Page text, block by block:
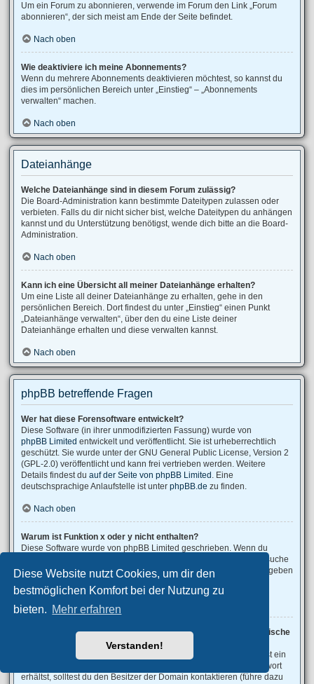
Diese Website nutzt Cookies, um dir den
bestmöglichen Komfort bei der Nutzung zu
bieten. Mehr erfahren
Verstanden!
Um ein Forum zu abonnieren, verwende im Forum den Link „Forum
abonnieren“, der sich meist am Ende der Seite befindet.
Nach oben
Wie deaktiviere ich meine Abonnements?
Wenn du mehrere Abonnements deaktivieren möchtest, so kannst du
dies im persönlichen Bereich unter „Einstieg“ – „Abonnements
verwalten“ machen.
Nach oben
Dateianhänge
Welche Dateianhänge sind in diesem Forum zulässig?
Die Board-Administration kann bestimmte Dateitypen zulassen oder
verbieten. Falls du dir nicht sicher bist, welche Dateitypen du anhängen
kannst und du Unterstützung benötigst, wende dich bitte an die Board-
Administration.
Nach oben
Kann ich eine Übersicht all meiner Dateianhänge erhalten?
Um eine Liste all deiner Dateianhänge zu erhalten, gehe in den
persönlichen Bereich. Dort findest du unter „Einstieg“ einen Punkt
„Dateianhänge verwalten“, über den du eine Liste deiner
Dateianhänge erhalten und diese verwalten kannst.
Nach oben
phpBB betreffende Fragen
Wer hat diese Forensoftware entwickelt?
Diese Software (in ihrer unmodifizierten Fassung) wurde von
phpBB Limited entwickelt und veröffentlicht. Sie ist urheberrechtlich
geschützt. Sie wurde unter der GNU General Public License, Version 2
(GPL-2.0) veröffentlicht und kann frei vertrieben werden. Weitere
Details findest du auf der Seite von phpBB Limited . Eine
deutschsprachige Anlaufstelle ist unter phpBB.de zu finden.
Nach oben
Warum ist Funktion x oder y nicht enthalten?
Diese Software wurde von phpBB Limited geschrieben. Wenn du
denkst, dass eine Funktion implementiert werden sollte, dann besuche
phpBB Ideas, wo du deine Stimme für bestehende Vorschläge abgeben
oder neue Funktionen vorschlagen kannst.
Nach oben
An wen soll ich mich wenden, falls es Beschwerden oder juristische
Anfragen zu diesem Forum gibt?
Jeder Administrator, der auf der „Das Team“-Seite aufgeführt ist, ist ein
geeigneter Kontakt für deine Beschwerde. Wenn du so keine Antwort
erhältst, solltest du den Besitzer der Domain kontaktieren (führe dazu